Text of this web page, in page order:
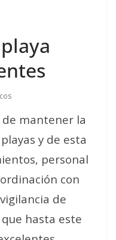
de mantener la
y de esta
personal
con
de
hasta este